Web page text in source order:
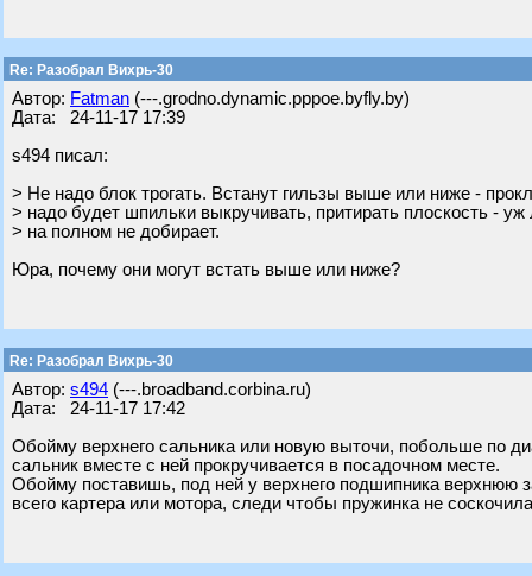
Re: Разобрал Вихрь-30
Автор: Fatman (---.grodno.dynamic.pppoe.byfly.by)
Дата: 24-11-17 17:39
s494 писал:
> Не надо блок трогать. Встанут гильзы выше или ниже -
> надо будет шпильки выкручивать, притирать плоскость -
> на полном не добирает.
Юра, почему они могут встать выше или ниже?
Re: Разобрал Вихрь-30
Автор: s494 (---.broadband.corbina.ru)
Дата: 24-11-17 17:42
Обойму верхнего сальника или новую выточи, побольше по
сальник вместе с ней прокручивается в посадочном месте.
Обойму поставишь, под ней у верхнего подшипника
всего картера или мотора, следи чтобы пружинка не